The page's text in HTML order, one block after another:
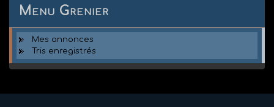
Menu Grenier
Mes annonces
Tris enregistrés